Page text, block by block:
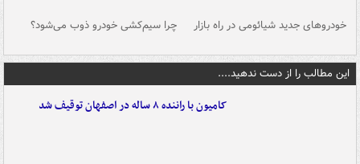
خودروهای جدید شیائومی در راه بازار چرا سیم‌کشی خودرو ذوب می‌شود؟
این مطالب را از دست ندهید....
کامیون با راننده ۸ ساله در اصفهان توقیف شد